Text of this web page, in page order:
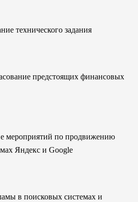
технического задания
предстоящих финансовых
мероприятий по продвижению
Яндекс и Google
в поисковых системах и